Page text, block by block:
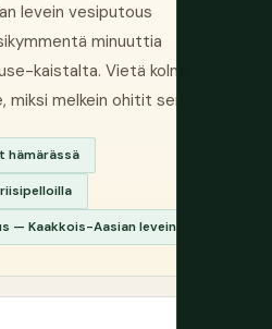
levein vesiputous
minuuttia
kaistalta. Vietä kolme
melkein ohitit sen.
hämärässä
— Kaakkois-Aasian levein